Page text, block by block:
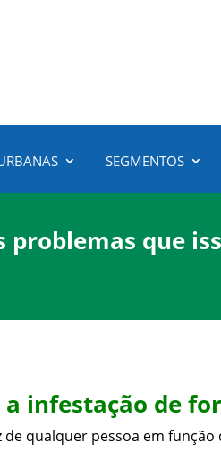
SEGMENTOS
que
infestação de
de qualquer pessoa em função